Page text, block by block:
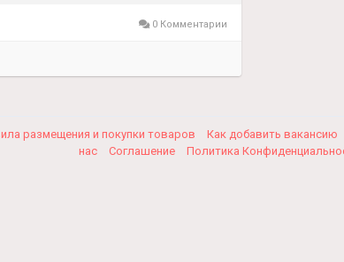
0 Комментарии
размещения и покупки товаров Как добавить вакансию
нас
Соглашение Политика